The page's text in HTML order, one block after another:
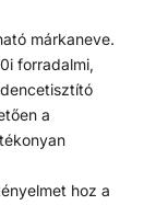
márkaneve.
forradalmi,
a
hoz a